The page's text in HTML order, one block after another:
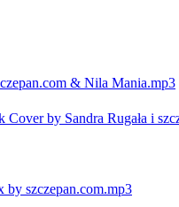
& Nila Mania.mp3
by Sandra Rugała i
by szczepan.com.mp3